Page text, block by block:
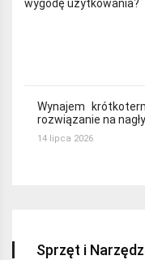
Wynajem
rozwiązanie na
14 lipca 2026
Sprzęt i